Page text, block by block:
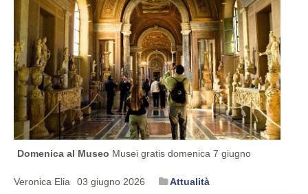
Domenica al Museo Musei gratis domenica 7 giugno
Veronica Elia 03 giugno 2026 Attualità